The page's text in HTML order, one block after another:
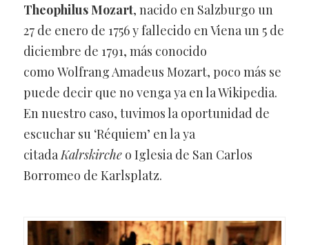
Theophilus Mozart, nacido en Salzburgo un
27 de enero de 1756 y fallecido en Viena un 5 de
diciembre de 1791, más conocido
como Wolfrang Amadeus Mozart, poco más se
puede decir que no venga ya en la Wikipedia.
En nuestro caso, tuvimos la oportunidad de
escuchar su ‘Réquiem’ en la ya
citadaKalrskircheo Iglesia de San Carlos
Borromeo de Karlsplatz.